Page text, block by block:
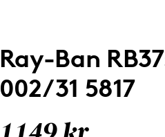
Ray-Ban
002/31 5817